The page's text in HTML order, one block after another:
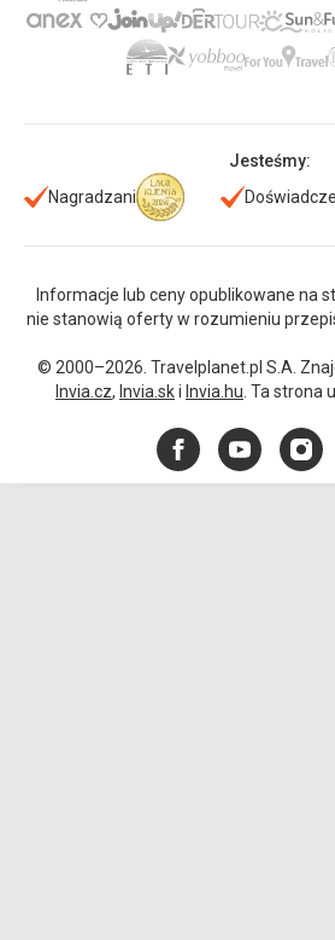
Jesteśmy:
Nagradzani
Informacje lub ceny opublikowane na
nie stanowią oferty w rozumieniu
© 2000–2026. Travelplanet.pl S.A.
Invia.cz, Invia.ski Invia.hu . Ta strona
FacebookYouTube